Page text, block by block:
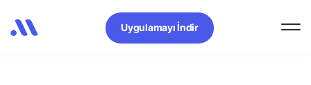
Uygulamayı İndir